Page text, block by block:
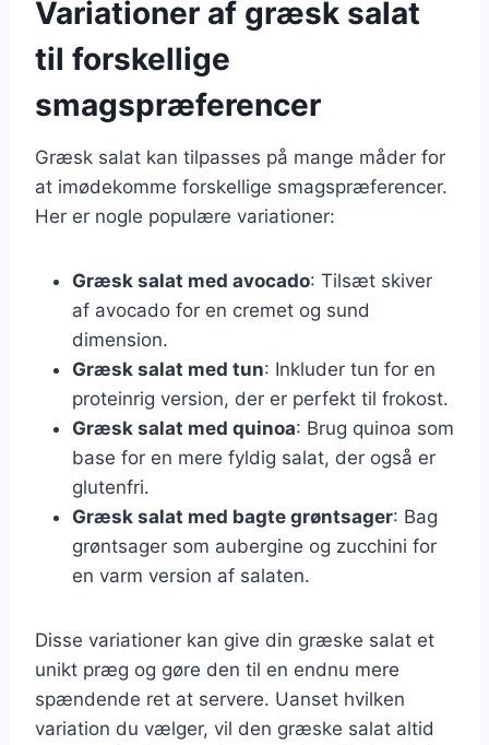
Variationer af græsk salat
til forskellige
smagspræferencer
Græsk salat kan tilpasses på mange måder for
at imødekomme forskellige smagspræferencer.
Her er nogle populære variationer:
Græsk salat med avocado: Tilsæt skiver
af avocado for en cremet og sund
dimension.
Græsk salat med tun: Inkluder tun for en
proteinrig version, der er perfekt til frokost.
Græsk salat med quinoa: Brug quinoa som
base for en mere fyldig salat, der også er
glutenfri.
Græsk salat med bagte grøntsager: Bag
grøntsager som aubergine og zucchini for
en varm version af salaten.
Disse variationer kan give din græske salat et
unikt præg og gøre den til en endnu mere
spændende ret at servere. Uanset hvilken
variation du vælger, vil den græske salat altid